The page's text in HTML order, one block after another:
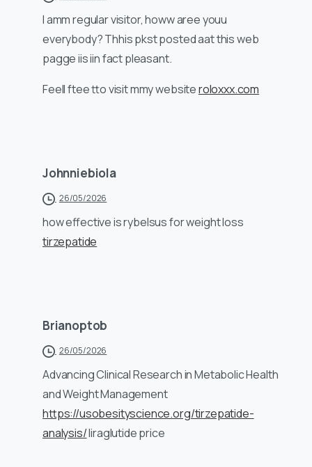
I amm regular visitor, howw aree youu
everybody? Thhis pkst posted aat this web
pagge iis iin fact pleasant.
Feell ftee tto visit mmy websiteroloxxx.com
Johnniebiola
26/05/2026
how effective is rybelsus for weight loss
tirzepatide
Brianoptob
26/05/2026
Advancing Clinical Research in Metabolic Health
and Weight Management
https://usobesityscience.org/tirzepatide-
analysis/liraglutide price